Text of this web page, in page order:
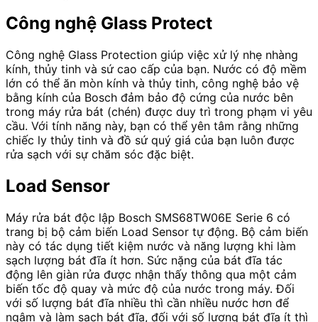
Công nghệ Glass Protect
Công nghệ Glass Protection giúp việc xử lý nhẹ nhàng
kính, thủy tinh và sứ cao cấp của bạn. Nước có độ mềm
lớn có thể ăn mòn kính và thủy tinh, công nghệ bảo vệ
bằng kính của Bosch đảm bảo độ cứng của nước bên
trong máy rửa bát (chén) được duy trì trong phạm vi yêu
cầu. Với tính năng này, bạn có thể yên tâm rằng những
chiếc ly thủy tinh và đồ sứ quý giá của bạn luôn được
rửa sạch với sự chăm sóc đặc biệt.
Load Sensor
Máy rửa bát độc lập Bosch SMS68TW06E Serie 6 có
trang bị bộ cảm biến Load Sensor tự động. Bộ cảm biến
này có tác dụng tiết kiệm nước và năng lượng khi làm
sạch lượng bát đĩa ít hơn. Sức nặng của bát đĩa tác
động lên giàn rửa được nhận thấy thông qua một cảm
biến tốc độ quay và mức độ của nước trong máy. Đối
với số lượng bát đĩa nhiều thì cần nhiều nước hơn để
ngâm và làm sạch bát đĩa, đối với số lượng bát đĩa ít thì